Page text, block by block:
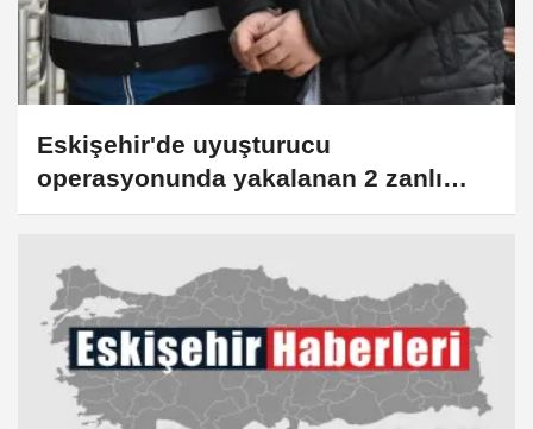
Eskişehir'de uyuşturucu
operasyonunda yakalanan 2 zanlı
tutuklandı (GÜNCELLEME)